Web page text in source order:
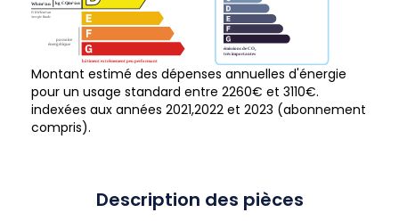
Montant estimé des dépenses annuelles d'énergie
pour un usage standard entre 2260€ et 3110€.
indexées aux années 2021,2022 et 2023 (abonnement
compris).
Description des pièces